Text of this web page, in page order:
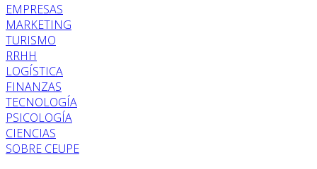
EMPRESAS
MARKETING
TURISMO
RRHH
LOGÍSTICA
FINANZAS
TECNOLOGÍA
PSICOLOGÍA
CIENCIAS
SOBRE CEUPE